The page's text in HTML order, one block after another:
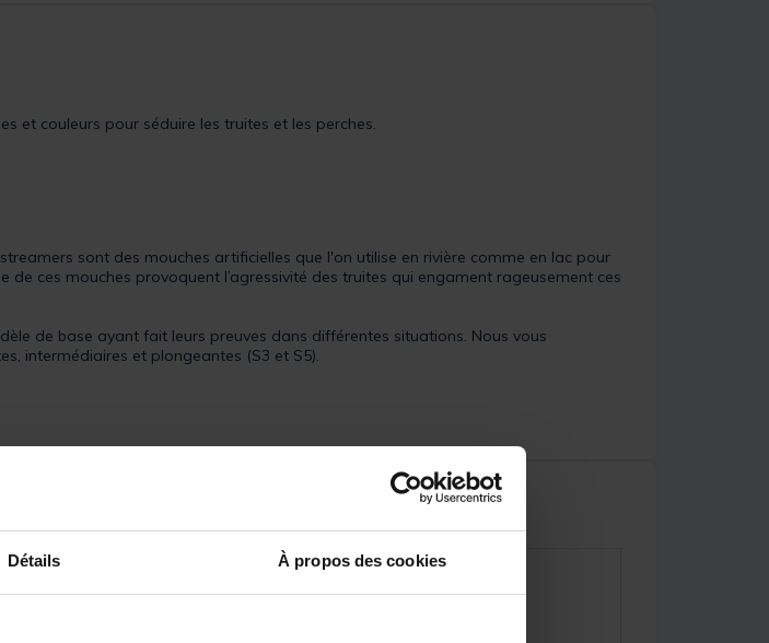
Détails À propos des cookies
et couleurs pour séduire les truites et les perches.
sont des mouches artificielles que l'on utilise en rivière comme en lac pour
ces mouches provoquent l’agressivité des truites qui engament rageusement ces
de base ayant fait leurs preuves dans différentes situations. Nous vous
intermédiaires et plongeantes (S3 et S5).